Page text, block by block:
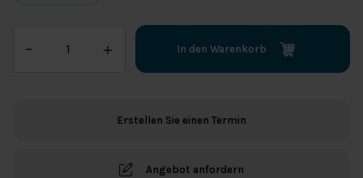
–
Ophelia
+ In den Warenkorb
Erstellen Sie einen Termin
Angebot anfordern